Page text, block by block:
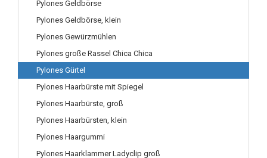
Pylones Geldbörse
Pylones Geldbörse, klein
Pylones Gewürzmühlen
Pylones große Rassel Chica Chica
Pylones Gürtel
Pylones Haarbürste mit Spiegel
Pylones Haarbürste, groß
Pylones Haarbürsten, klein
Pylones Haargummi
Pylones Haarklammer Ladyclip groß